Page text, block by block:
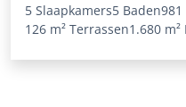
5 Slaapkamers5 Baden981
126 m² Terrassen1.680 m²